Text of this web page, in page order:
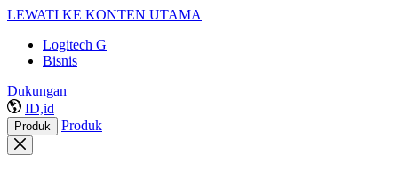
LEWATI KE KONTEN UTAMA
Logitech G
Bisnis
Dukungan
ID,id
Produk Produk